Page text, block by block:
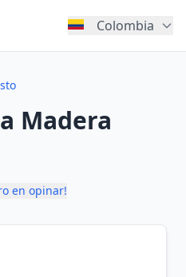
Colombia
Madera
en opinar!